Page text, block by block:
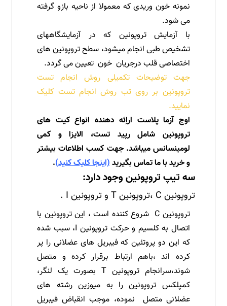
نمونه خون وریدی که معمولا از ناحیه بازو گرفته
می شود.
با آزمایش تروپونین که در آزمایشگاههای
تشخیص طبی انجام میشود، سطح تروپونین های
اختصاصی قلب درجریان خون تعیین می گردد.
جهت توضیحات تکمیلی روش انجام تست
تروپونین بر روی تب روش انجام تست کلیک
نمایید.
اوج آزما پلاست اراِئه دهنده انواع کیت های
تروپونین شامل رپید تست، الایزا و کمی
لومینسانس میباشد. جهت کسب اطلاعات بیشتر
و خرید با ما تماس بگیرید(اینجا کلیک کنید).
سه تیپ تروپونین وجود دارد:
تروپونین C ،تروپونین T و تروپونین I .
تروپونین C شروع کننده است ، این تروپونین با
اتصال به کلسیم و حرکت تروپونین I، سبب شده
که این دو پروتئین که فیبریل های عضلانی را پر
کرده اند ،باهم ارتباط برقرار کرده و متصل
شوند،سرانجام تروپونین T بصورت یک لنگر،
کمپلکس تروپونین را به میوزین رشته های
عضلانی متصل نموده، موجب انقباض فیبریل